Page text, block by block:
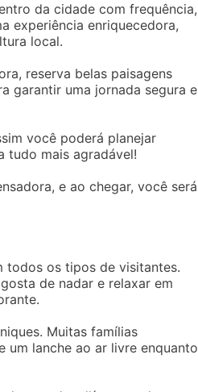
da cidade com frequência,
experiência enriquecedora,
local.
reserva belas paisagens
garantir uma jornada segura e
você poderá planejar
tudo mais agradável!
e ao chegar, você será
todos os tipos de visitantes.
de nadar e relaxar em
Muitas famílias
lanche ao ar livre enquanto